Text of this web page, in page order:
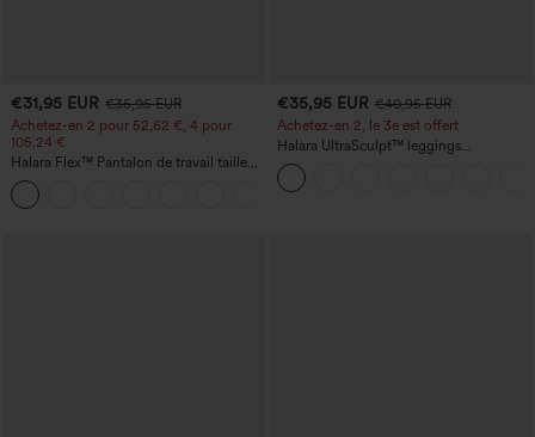
€31,95 EUR €35,95 EUR
Achetez-en 2 pour 52,62 €, 4 pour
105,24 €
Halara Flex™ Pantalon de travail taille
haute sculptant la silhouette, gainant la
taille, avec poches, jambe large en
micro-gaufre
€35,95 EUR €40,95 EUR
Achetez-en 2, le 3e est offert
Halara UltraSculpt™ leggings
d'entraînement taille haute — fronces
liftantes pour le fessier, maintien gainant
du ventre et poche